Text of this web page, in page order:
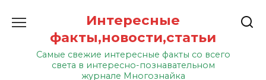
содержанию
Интересные
факты,новости,статьи
Самые свежие интересные факты со всего
света в интересно-познавательном
журнале Многознайка